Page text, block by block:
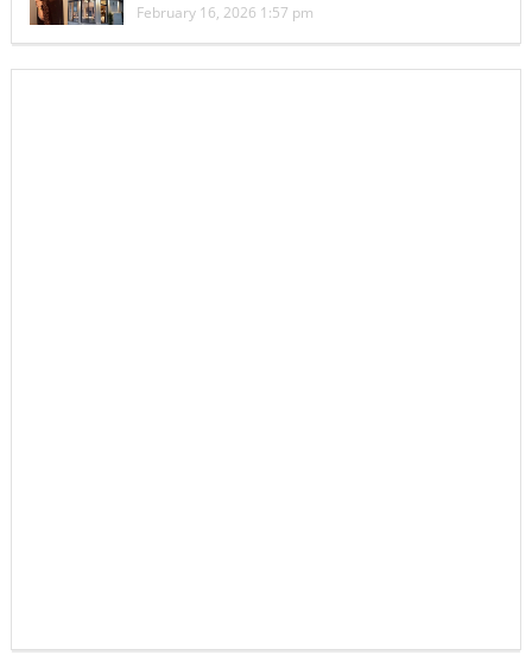
February 16, 2026 1:57 pm